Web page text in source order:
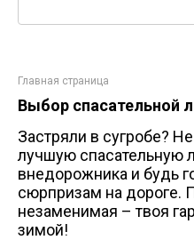
Главная страница
Выбор спасательной
Застряли в сугробе?
лучшую спасательную
внедорожника и будь
сюрпризам на дороге.
незаменимая – твоя
зимой!